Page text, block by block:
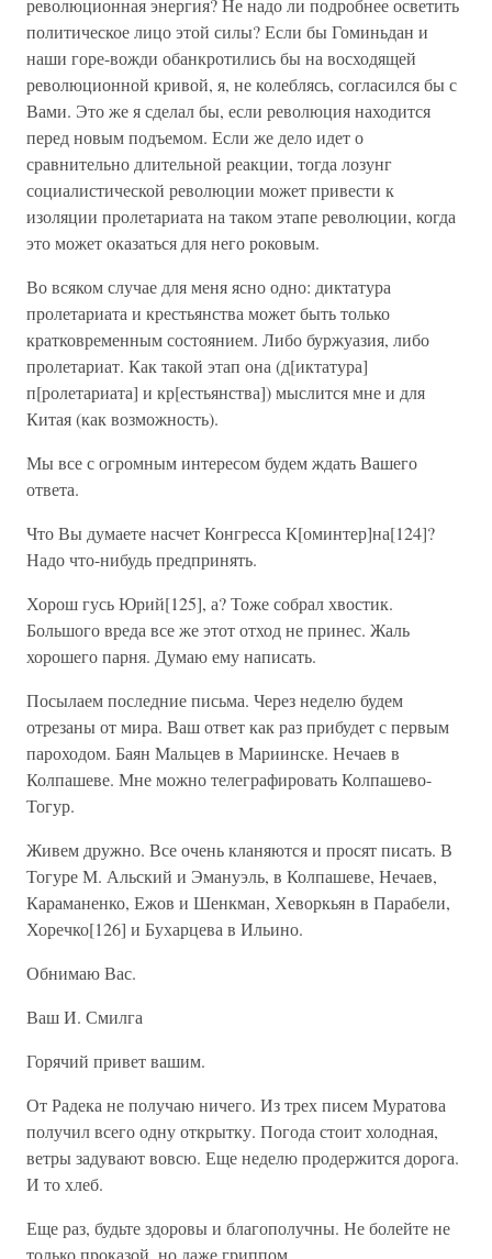
революционная энергия? Не надо ли подробнее осветить
политическое лицо этой силы? Если бы Гоминьдан и
наши горе-вожди обанкротились бы на восходящей
революционной кривой, я, не колеблясь, согласился бы с
Вами. Это же я сделал бы, если революция находится
перед новым подъемом. Если же дело идет о
сравнительно длительной реакции, тогда лозунг
социалистической революции может привести к
изоляции пролетариата на таком этапе революции, когда
это может оказаться для него роковым.
Во всяком случае для меня ясно одно: диктатура
пролетариата и крестьянства может быть только
кратковременным состоянием. Либо буржуазия, либо
пролетариат. Как такой этап она (д[иктатура]
п[ролетариата] и кр[естьянства]) мыслится мне и для
Китая (как возможность).
Мы все с огромным интересом будем ждать Вашего
ответа.
Что Вы думаете насчет Конгресса К[оминтер]на[124]?
Надо что-нибудь предпринять.
Хорош гусь Юрий[125], а? Тоже собрал хвостик.
Большого вреда все же этот отход не принес. Жаль
хорошего парня. Думаю ему написать.
Посылаем последние письма. Через неделю будем
отрезаны от мира. Ваш ответ как раз прибудет с первым
пароходом. Баян Мальцев в Мариинске. Нечаев в
Колпашеве. Мне можно телеграфировать Колпашево-
Тогур.
Живем дружно. Все очень кланяются и просят писать. В
Тогуре М. Альский и Эмануэль, в Колпашеве, Нечаев,
Караманенко, Ежов и Шенкман, Хеворкьян в Парабели,
Хоречко[126] и Бухарцева в Ильино.
Обнимаю Вас.
Ваш И. Смилга
Горячий привет вашим.
От Радека не получаю ничего. Из трех писем Муратова
получил всего одну открытку. Погода стоит холодная,
ветры задувают вовсю. Еще неделю продержится дорога.
И то хлеб.
Еще раз, будьте здоровы и благополучны. Не болейте не
только проказой, но даже гриппом.